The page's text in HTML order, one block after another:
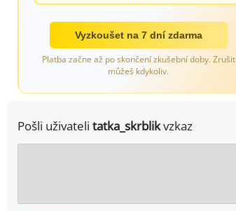
Vyzkoušet na 7 dní zdarma
Platba začne až po skončení zkušební doby. Zrušit
můžeš kdykoliv.
Pošli uživateli tatka_skrblikvzkaz